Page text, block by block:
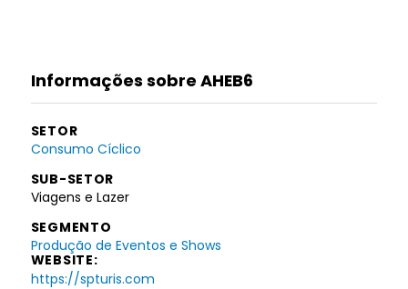
Informações sobre AHEB6
SETOR
Consumo Cíclico
SUB-SETOR
Viagens e Lazer
SEGMENTO
Produção de Eventos e Shows
WEBSITE:
https://spturis.com